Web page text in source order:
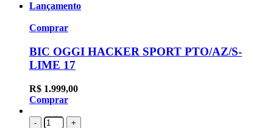
Lançamento
Comprar
BIC OGGI HACKER SPORT PTO/AZ/S-
LIME 17
R$ 1.999,00
Comprar
- +